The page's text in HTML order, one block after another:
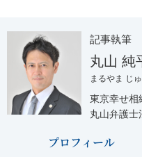
記事執筆
丸山 純
まるやま じ
東京幸せ相
丸山弁護士
プロフィール